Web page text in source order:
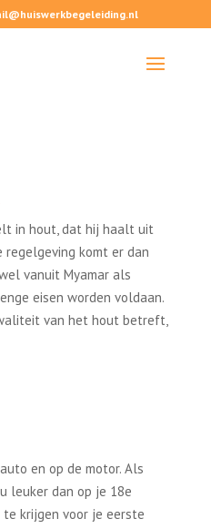
in hout, dat hij haalt uit
regelgeving komt er dan
vanuit Myamar als
eisen worden voldaan.
van het hout betreft,
en op de motor. Als
leuker dan op je 18e
krijgen voor je eerste